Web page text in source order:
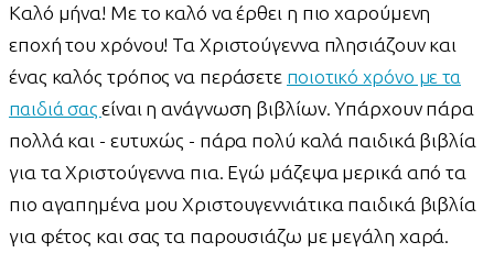
Καλό μήνα! Με το καλό να έρθει η πιο χαρούμενη
εποχή του χρόνου! Τα Χριστούγεννα πλησιάζουν και
ένας καλός τρόπος να περάσετε ποιοτικό χρόνο με τα
παιδιά σας είναι η ανάγνωση βιβλίων. Υπάρχουν πάρα
πολλά και - ευτυχώς - πάρα πολύ καλά παιδικά βιβλία
για τα Χριστούγεννα πια. Εγώ μάζεψα μερικά από τα
πιο αγαπημένα μου Χριστουγεννιάτικα παιδικά βιβλία
για φέτος και σας τα παρουσιάζω με μεγάλη χαρά.